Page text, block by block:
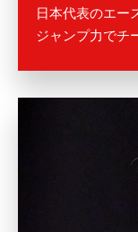
日本代表のエー
ジャンプ力でチ